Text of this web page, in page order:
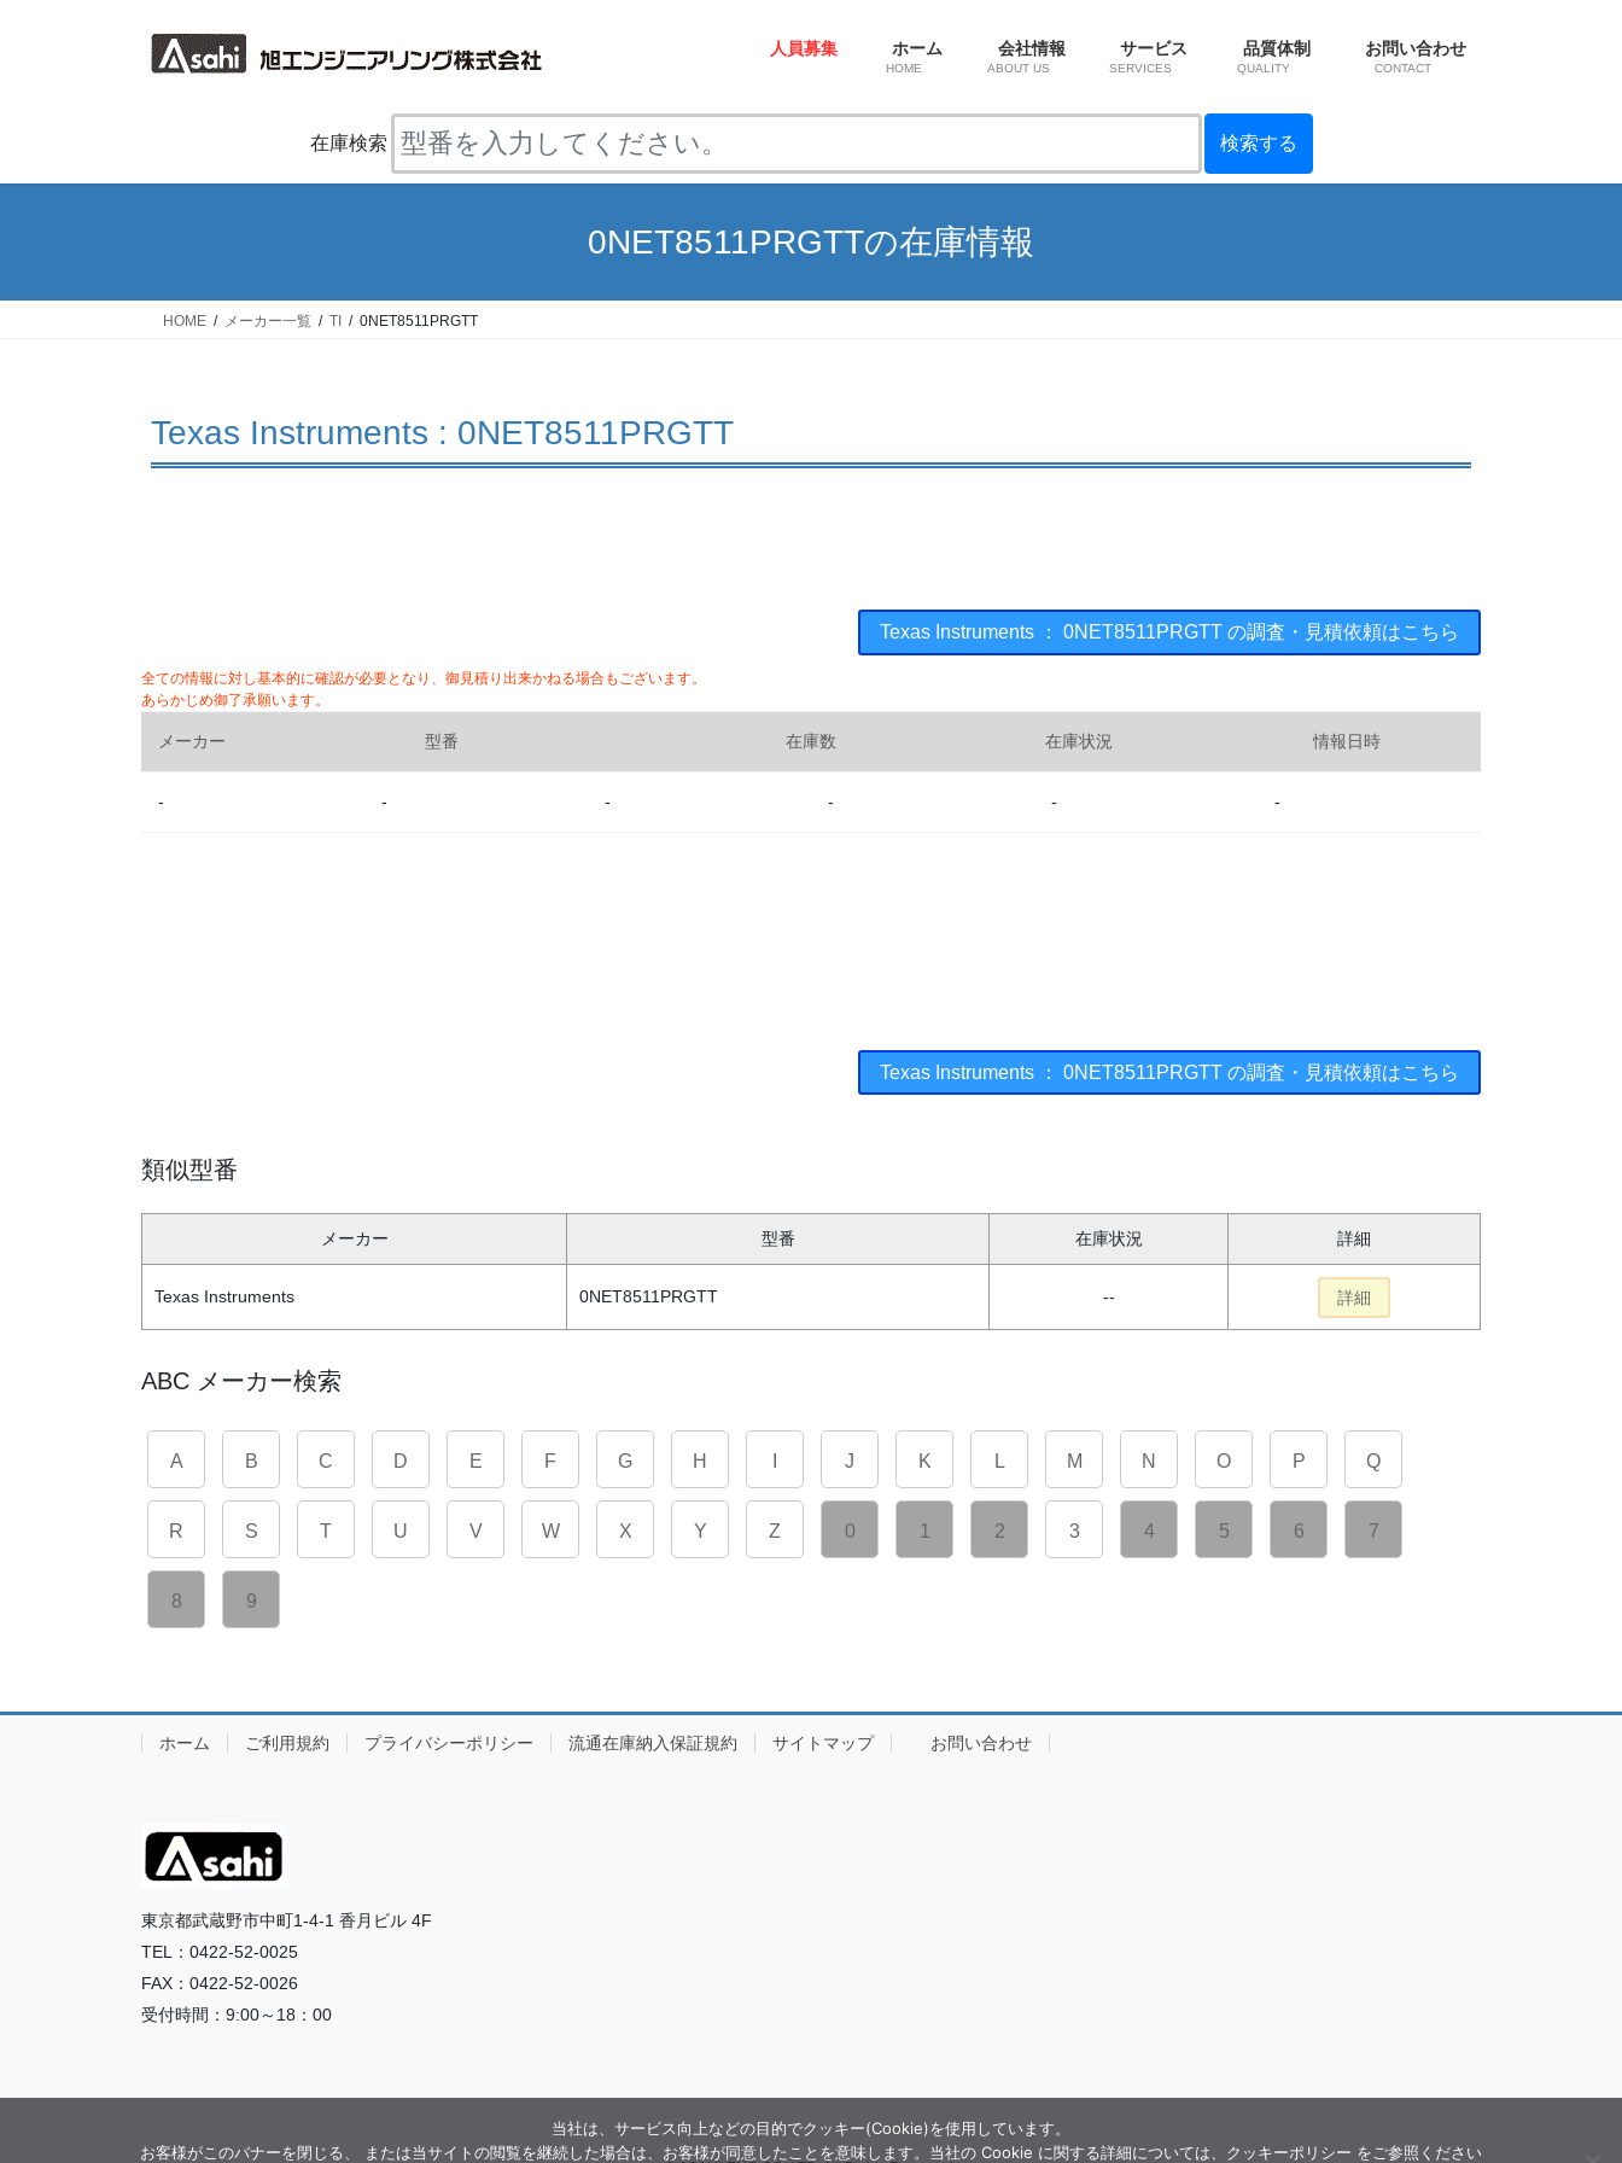
ス
ン
人員募集 ホーム
HOME
会社情報
ABOUT US
サービス
SERVICES
品質体制
QUALITY
お問い合わせ
CONTACT
在庫検索
0NET8511PRGTTの在庫情報
HOME メーカー一覧 TI 0NET8511PRGTT
Texas Instruments : 0NET8511PRGTT
Texas Instruments ： 0NET8511PRGTT の調査・見積依頼はこちら
全ての情報に対し基本的に確認が必要となり、御見積り出来かねる場合もございます。
あらかじめ御了承願います。
メーカー 型番 在庫数 在庫状況 情報日時
- - - - - -
Texas Instruments ： 0NET8511PRGTT の調査・見積依頼はこちら
類似型番
メーカー 型番 在庫状況 詳細
Texas Instruments 0NET8511PRGTT -- 詳細
ABC メーカー検索
A B C D E F G H J K L M N O P Q
R S T U V W X Y Z 0 1 2 3 4 5 6 7
8 9
ホーム ご利用規約 プライバシーポリシー 流通在庫納入保証規約 サイトマップ お問い合わせ
東京都武蔵野市中町1-4-1 香月ビル 4F
TEL：0422-52-0025
FAX：0422-52-0026
受付時間：9:00～18：00
当社は、サービス向上などの目的でクッキー(Cookie)を使用しています。
お客様がこのバナーを閉じる、 または当サイトの閲覧を継続した場合は、お客様が同意したことを意味します。当社の Cookie に関する詳細については、クッキーポリシー をご参照ください